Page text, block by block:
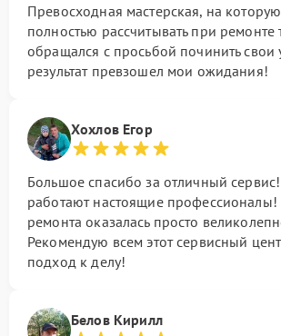
Превосходная мастерская, на
полностью рассчитывать при ремонте
обращался с просьбой починить свои
результат превзошел мои ожидания!
Хохлов Егор
Большое спасибо за отличный
работают настоящие профессионалы!
ремонта оказалась просто
Рекомендую всем этот сервисный
подход к делу!
Белов Кирилл